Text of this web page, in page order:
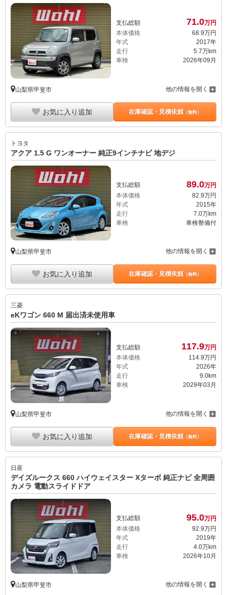
支払総額 71.0万円
本体価格
68.9万円
年式
2017年
走行
5.7万km
車検
2026年09月
山梨県甲斐市 他の情報を開く
お気に入り追加 在庫確認・見積依頼（無料）
トヨタ
アクア 1.5 G ワンオーナー 純正9インチナビ 地デジ
支払総額 89.0万円
本体価格
82. 9万円
年式
2015年
走行
7.0万km
車検
車検整備付
山梨県甲斐市 他の情報を開く
お気に入り追加 在庫確認・見積依頼（無料）
三菱
eKワゴン 660 M 届出済未使用車
支払総額 117.9万円
本体価格
114.9万円
年式
2026年
走行
9.0km
車検
2029年03月
山梨県甲斐市 他の情報を開く
お気に入り追加 在庫確認・見積依頼（無料）
日産
デイズルークス 660 ハイウェイスター Xターボ 純正ナビ 全周囲
カメラ 電動スライドドア
支払総額 95.0万円
本体価格
92. 9万円
年式
2019年
走行
4.0万km
車検
2026年10月
山梨県甲斐市 他の情報を開く